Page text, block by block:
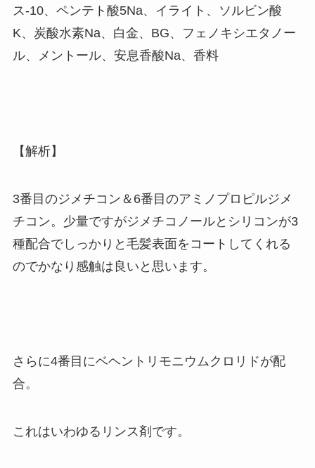
ス-10、ペンテト酸5Na、イライト、ソルビン酸
K、炭酸水素Na、白金、BG、フェノキシエタノー
ル、メントール、安息香酸Na、香料
【解析】
3番目のジメチコン＆6番目のアミノプロピルジメ
チコン。少量ですがジメチコノールとシリコンが3
種配合でしっかりと毛髪表面をコートしてくれる
のでかなり感触は良いと思います。
さらに4番目にベヘントリモニウムクロリドが配
合。
これはいわゆるリンス剤です。